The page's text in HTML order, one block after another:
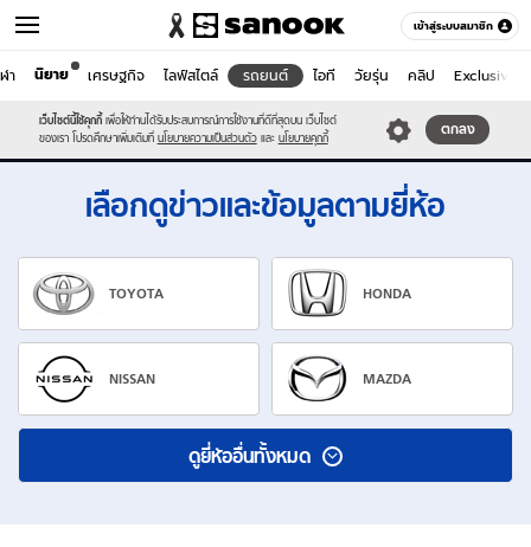
เข้าสู่ระบบสมาชิก
า เศรษฐกิจ ไลฟ์สไตล์ รถยนต์ ไอที วัยรุ่น คลิป Exclusive
นิยาย
รถยนต์ หมวดอื่นๆ
เว็บไซต์นี้ใช้คุกกี้ เพื่อให้ท่านได้รับประสบการณ์การใช้งานที่ดีที่สุดบน เว็บไซต์
ของเรา โปรดศึกษาเพิ่มเติมที่ นโยบายความเป็นส่วนตัว และ นโยบายคุกกี้
ตกลง
เลือกดูข่าวและข้อมูลตามยี่ห้อ
TOYOTA HONDA
NISSAN MAZDA
ดูยี่ห้ออื่นทั้งหมด